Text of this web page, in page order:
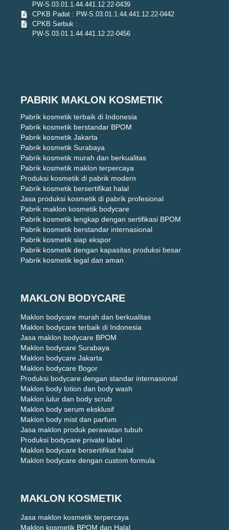
PW-S.03.01.1.44.441.12.22-0439
CPKB Padat : PW-S.03.01.1.44.441.12.22-0442
CPKB Serbuk :
PW-S.03.01.1.44.441.12.22-0456
PABRIK MAKLON KOSMETIK
Pabrik kosmetik terbaik di Indonesia
Pabrik kosmetik berstandar BPOM
Pabrik kosmetik Jakarta
Pabrik kosmetik Surabaya
Pabrik kosmetik murah dan berkualitas
Pabrik kosmetik maklon terpercaya
Produksi kosmetik di pabrik modern
Pabrik kosmetik bersertifikat halal
Jasa produksi kosmetik di pabrik profesional
Pabrik maklon kosmetik bodycare
Pabrik kosmetik lengkap dengan sertifikasi BPOM
Pabrik kosmetik berstandar internasional
Pabrik kosmetik siap ekspor
Pabrik kosmetik dengan kapasitas produksi besar
Pabrik kosmetik legal dan aman
MAKLON BODYCARE
Maklon bodycare murah dan berkualitas
Maklon bodycare terbaik di Indonesia
Jasa maklon bodycare BPOM
Maklon bodycare Surabaya
Maklon bodycare Jakarta
Maklon bodycare Bogor
Produksi bodycare dengan standar internasional
Maklon body lotion dan body wash
Maklon lulur dan body scrub
Maklon body serum eksklusif
Maklon body mist dan parfum
Jasa maklon produk perawatan tubuh
Produksi bodycare private label
Maklon bodycare bersertifikat halal
Maklon bodycare dengan custom formula
MAKLON KOSMETIK
Jasa maklon kosmetik terpercaya
Maklon kosmetik BPOM dan Halal